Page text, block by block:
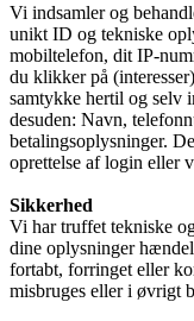
Vi indsamler og
unikt ID og tekniske
mobiltelefon, dit IP-
du klikker på
samtykke hertil og selv
desuden: Navn,
betalingsoplysninger.
oprettelse af login eller
Sikkerhed
Vi har truffet tekniske
dine oplysninger
fortabt, forringet eller
misbruges eller i øvrigt